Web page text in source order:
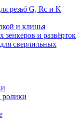
резьб G, Rc и K
и клинья
и развёрток
сверлильных
ролики